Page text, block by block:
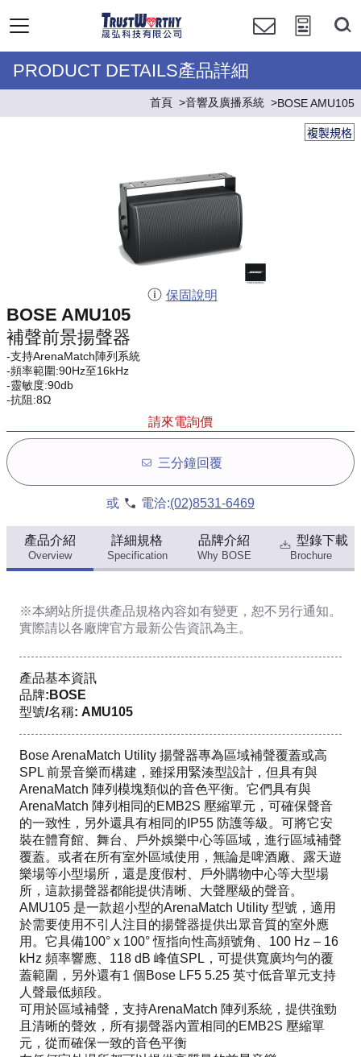
PRODUCT DETAILS產品詳細
首頁 音響及廣播系統 BOSE AMU105
複製規格
保固說明
BOSE AMU105
補聲前景揚聲器
-支持ArenaMatch陣列系統
-頻率範圍:90Hz至16kHz
-靈敏度:90db
-抗阻:8Ω
請來電詢價
三分鐘回覆
或 電洽:(02)8531-6469
產品介紹
Overview
詳細規格
Specification
品牌介紹
Why BOSE
型錄下載
Brochure
※本網站所提供產品規格內容如有變更，恕不另行通知。
實際請以各廠牌官方最新公告資訊為主。
產品基本資訊
品牌:BOSE
型號/名稱: AMU105
Bose ArenaMatch Utility 揚聲器專為區域補聲覆蓋或高
SPL 前景音樂而構建，雖採用緊湊型設計，但具有與
ArenaMatch 陣列模塊類似的音色平衡。它們具有與
ArenaMatch 陣列相同的EMB2S 壓縮單元，可確保聲音
的一致性，另外還具有相同的IP55 防護等級。可將它安
裝在體育館、舞台、戶外娛樂中心等區域，進行區域補聲
覆蓋。或者在所有室外區域使用，無論是啤酒廠、露天遊
樂場等小型場所，還是度假村、戶外購物中心等大型場
所，這款揚聲器都能提供清晰、大聲壓級的聲音。
AMU105 是一款超小型的ArenaMatch Utility 型號，適用
於需要使用不引人注目的揚聲器提供出眾音質的室外應
用。它具備100° x 100° 恆指向性高頻號角、100 Hz – 16
kHz 頻率響應、118 dB 峰值SPL，可提供寬廣均勻的覆
蓋範圍，另外還有1 個Bose LF5 5.25 英寸低音單元支持
人聲最低頻段。
可用於區域補聲，支持ArenaMatch 陣列系統，提供強勁
且清晰的聲效，所有揚聲器內置相同的EMB2S 壓縮單
元，從而確保一致的音色平衡